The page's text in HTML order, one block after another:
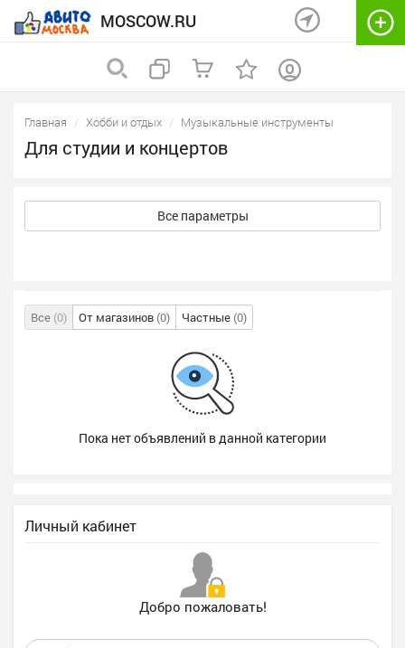
MOSCOW.RU
Главная Хобби и отдых Музыкальные инструменты
Для студии и концертов
Все параметры
Все (0) От магазинов (0) Частные (0)
Пока нет объявлений в данной категории
Личный кабинет
Добро пожаловать!